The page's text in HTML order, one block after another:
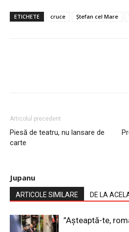
ETICHETE cruce Ștefan cel Mare
Articolul precedent
Piesă de teatru, nu lansare de
carte
Jupanu
ARTICOLE SIMILARE DE LA
”Așteaptă-te,